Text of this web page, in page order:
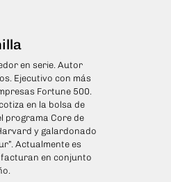
en serie. Autor
Ejecutivo con más
Fortune 500.
en la bolsa de
programa Core de
y galardonado
Actualmente es
en conjunto